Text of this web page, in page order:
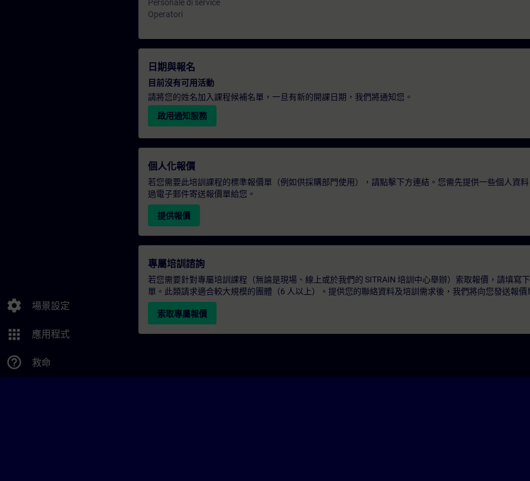
settings 場景設定
apps 應用程式
help_outline 救命
Personale di service
Operatori
日期與報名
目前沒有可用活動
請將您的姓名加入課程候補名單，一旦有新的開課日期，我們將通知您。
啟用通知服務
個人化報價
若您需要此培訓課程的標準報價單（例如供採購部門使用），請點擊下方連結。您需先提供一些個人資
過電子郵件寄送報價單給您。
提供報價
專屬培訓諮詢
若您需要針對專屬培訓課程（無論是現場、線上或於我們的 SITRAIN 培訓中心舉辦）索取報價，請填寫
單。此類請求適合較大規模的團體（6 人以上）。提供您的聯絡資料及培訓需求後，我們將向您發送報價
索取專屬報價